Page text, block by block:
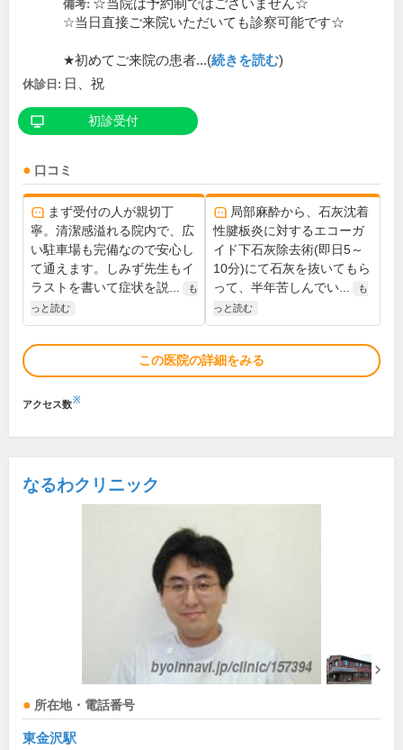
備考: ☆当院は予約制ではございません☆
☆当日直接ご来院いただいても診察可能です☆
★初めてご来院の患者...(続きを読む)
休診日: 日、祝
初診受付
口コミ
まず受付の人が親切丁
寧。清潔感溢れる院内で、広
い駐車場も完備なので安心し
て通えます。しみず先生もイ
ラストを書いて症状を説...
も
っと読む
局部麻酔から、石灰沈着
性腱板炎に対するエコーガ
イド下石灰除去術(即日5～
10分)にて石灰を抜いてもら
って、半年苦しんでい...
も
っと読む
この医院の詳細をみる
アクセス数※
なるわクリニック
所在地・電話番号
東金沢駅